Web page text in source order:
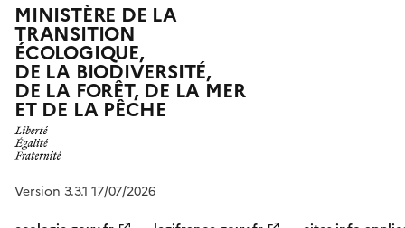
MINISTÈRE DE LA
TRANSITION
ÉCOLOGIQUE,
DE LA BIODIVERSITÉ,
DE LA FORÊT, DE LA MER
ET DE LA PÊCHE
Version 3.3.1 17/07/2026